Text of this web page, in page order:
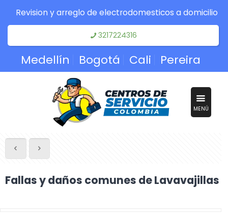
Revision y arreglo de electrodomesticos a domicilio
3217224316
Medellín Bogotá Cali Pereira
MENÚ
Fallas y daños comunes de Lavavajillas